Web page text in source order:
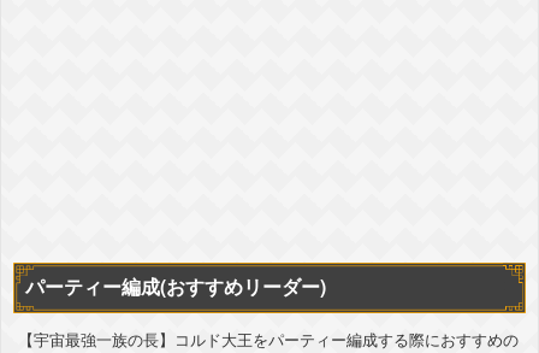
パーティー編成(おすすめリーダー)
【宇宙最強一族の長】コルド大王をパーティー編成する際におすすめの